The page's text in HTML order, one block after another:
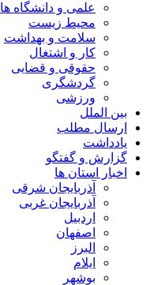
علمی و دانشگاه ها
محیط زیست
سلامت و بهداشت
کار و اشتغال
حقوقی و قضایی
گردشگری
ورزشی
بین الملل
ارسال مطلب
یادداشت
گزارش و گفتگو
اخبار استان ها
آذربایجان شرقی
آذربایجان غربی
اردبیل
اصفهان
البرز
ایلام
بوشهر